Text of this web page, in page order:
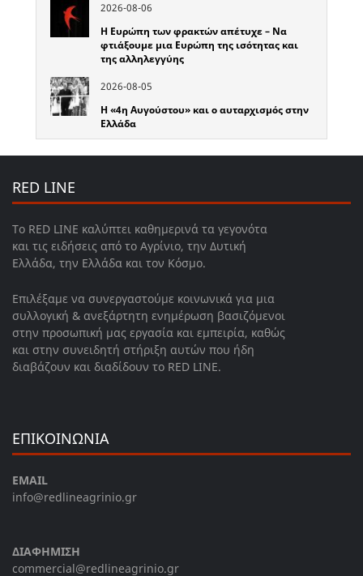
2026-08-06
Η Ευρώπη των φρακτών απέτυχε – Να
φτιάξουμε μια Ευρώπη της ισότητας και
της αλληλεγγύης
2026-08-05
Η «4η Αυγούστου» και ο αυταρχισμός στην
Ελλάδα
RED LINE
Το RED LINE καλύπτει καθημερινά τα γεγονότα
και τις ειδήσεις από το Αγρίνιο, την Δυτική
Ελλάδα, την Ελλάδα και τον Κόσμο.
Επιλέξαμε να συνεργαστούμε κοινωνικά για μια
συλλογική & ανεξάρτητη ενημέρωση βασιζόμενοι
στην προσωπική μας εργασία και εμπειρία, καθώς
και στην συνειδητή στήριξη αυτών που ήδη
διαβάζουν και διαδίδουν το RED LINE.
ΕΠΙΚΟΙΝΩΝΙΑ
EMAIL
info@redlineagrinio.gr
ΔΙΑΦΗΜΙΣΗ
commercial@redlineagrinio.gr